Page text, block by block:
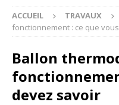
ACCUEIL TRAVAUX
fonctionnement : ce que
Ballon
devez savoir